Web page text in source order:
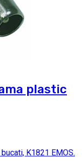
plastic
K1821 EMOS.